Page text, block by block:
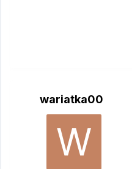
wariatka00